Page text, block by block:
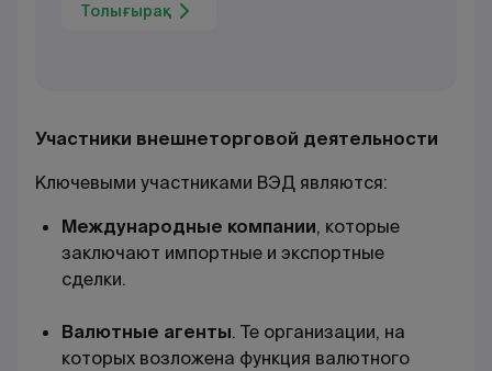
Толығырақ
Участники внешнеторговой деятельности
Ключевыми участниками ВЭД являются:
Международные компании, которые
заключают импортные и экспортные
сделки.
Валютные агенты. Те организации, на
которых возложена функция валютного